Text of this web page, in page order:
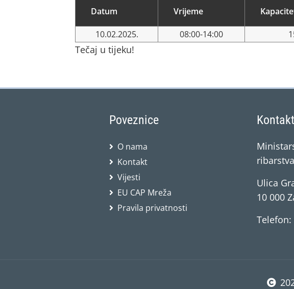
Datum Vrijeme
10.02.2025. 08:00-14:00
Tečaj u tijeku!
Poveznice
O nama
Kontakt
Vijesti
EU CAP Mreža
Pravila privatnosti
ribarstva
Ulica
10 000
Telefon: